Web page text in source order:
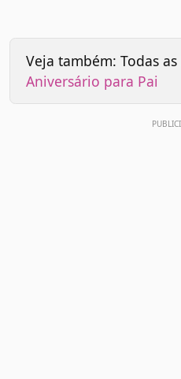
Veja também: Todas as
Aniversário para Pai